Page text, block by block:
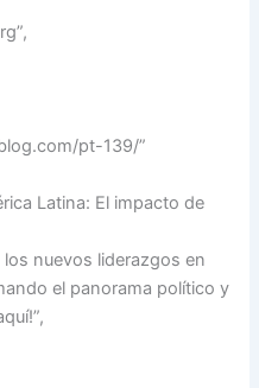
pt-139/”
Latina: El impacto de
los nuevos liderazgos en
el panorama político y